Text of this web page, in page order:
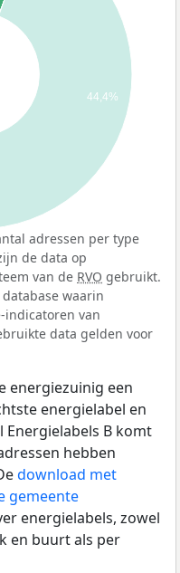
44,4%
adressen per type
de data op
van de RVO gebruikt.
waarin
van
data gelden voor
energiezuinig een
energielabel en
Energielabels B komt
hebben
download met
gemeente
energielabels, zowel
en buurt als per